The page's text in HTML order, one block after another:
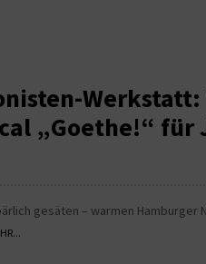
„Goethe!“ für
gesäten – warmen Hamburger